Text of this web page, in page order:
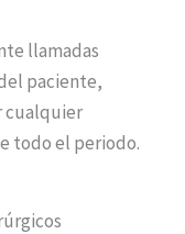
llamadas
paciente,
cualquier
todo el periodo.